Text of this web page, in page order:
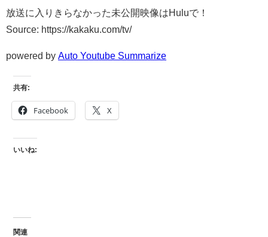
放送に入りきらなかった未公開映像はHuluで！
Source: https://kakaku.com/tv/
powered by Auto Youtube Summarize
共有:
Facebook X
いいね:
関連